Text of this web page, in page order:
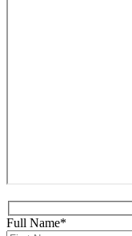
Full Name*